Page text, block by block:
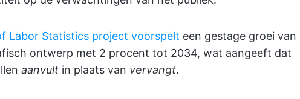
Labor Statistics project voorspelt een gestage groei van
ontwerp met 2 procent tot 2034, wat aangeeft dat
aanvult in plaats van vervangt.